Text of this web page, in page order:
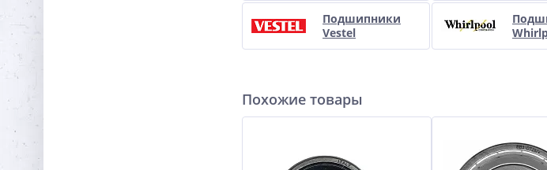
Подшипники
Vestel
Похожие товары